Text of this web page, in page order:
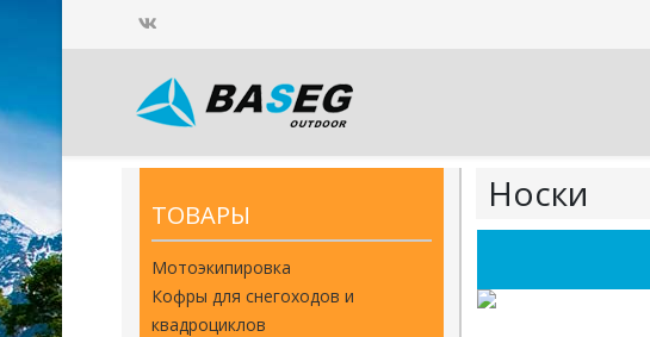
ТОВАРЫ
Мотоэкипировка
Кофры для снегоходов и
квадроциклов
Носки